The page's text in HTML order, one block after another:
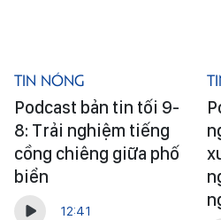
Tin Nóng
Podcast bản tin tối 9-
8: Trải nghiệm tiếng
cồng chiêng giữa phố
biển
12:41